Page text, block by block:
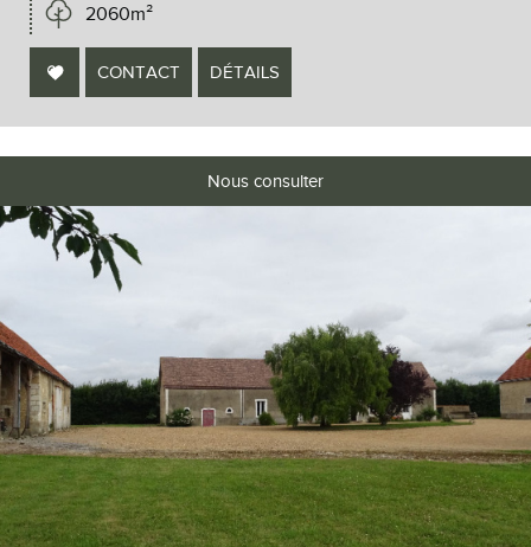
2060m²
CONTACT DÉTAILS
Nous consulter